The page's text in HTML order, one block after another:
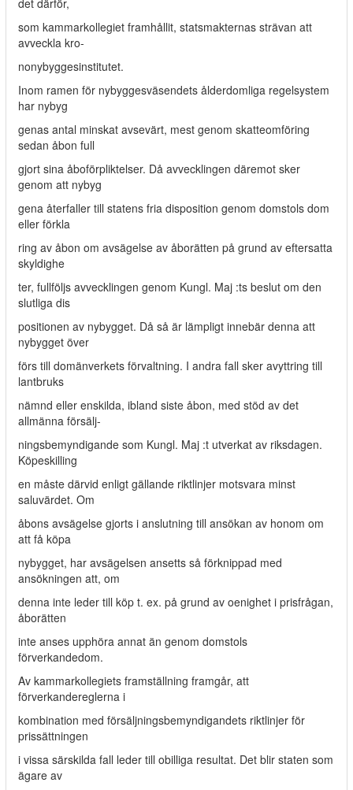
det därför,
som kammarkollegiet framhållit, statsmakternas strävan att
avveckla kro-
nonybyggesinstitutet.
Inom ramen för nybyggesväsendets ålderdomliga regelsystem
har nybyg­
genas antal minskat avsevärt, mest genom skatteomföring
sedan åbon full­
gjort sina åboförpliktelser. Då avvecklingen däremot sker
genom att nybyg­
gena återfaller till statens fria disposition genom domstols dom
eller förkla­
ring av åbon om avsägelse av åborätten på grund av eftersatta
skyldighe­
ter, fullföljs avvecklingen genom Kungl. Maj :ts beslut om den
slutliga dis­
positionen av nybygget. Då så är lämpligt innebär denna att
nybygget över­
förs till domänverkets förvaltning. I andra fall sker avyttring till
lantbruks­
nämnd eller enskilda, ibland siste åbon, med stöd av det
allmänna försälj-
ningsbemyndigande som Kungl. Maj :t utverkat av riksdagen.
Köpeskilling­
en måste därvid enligt gällande riktlinjer motsvara minst
saluvärdet. Om
åbons avsägelse gjorts i anslutning till ansökan av honom om
att få köpa
nybygget, har avsägelsen ansetts så förknippad med
ansökningen att, om
denna inte leder till köp t. ex. på grund av oenighet i prisfrågan,
åborätten
inte anses upphöra annat än genom domstols
förverkandedom.
Av kammarkollegiets framställning framgår, att
förverkandereglerna i
kombination med försäljningsbemyndigandets riktlinjer för
prissättningen
i vissa särskilda fall leder till obilliga resultat. Det blir staten som
ägare av